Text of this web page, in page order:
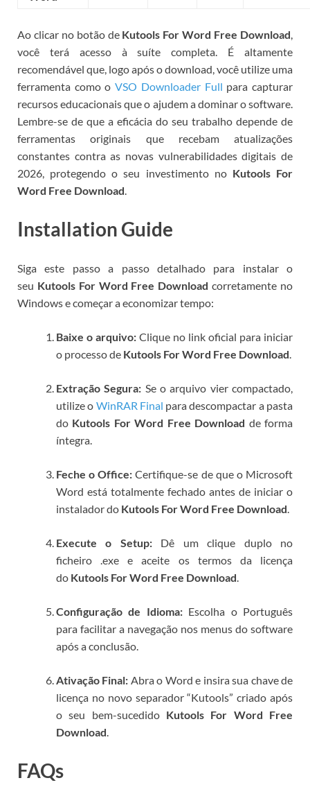
Ao clicar no botão de Kutools For Word Free Download,
você terá acesso à suíte completa. É altamente
recomendável que, logo após o download, você utilize uma
ferramenta como oVSO Downloader Full para capturar
recursos educacionais que o ajudem a dominar o software.
Lembre-se de que a eficácia do seu trabalho depende de
ferramentas originais que recebam atualizações
constantes contra as novas vulnerabilidades digitais de
2026, protegendo o seu investimento no Kutools For
Word Free Download.
Installation Guide
Siga este passo a passo detalhado para instalar o
seu Kutools For Word Free Download corretamente no
Windows e começar a economizar tempo:
Baixe o arquivo: Clique no link oficial para iniciar
o processo de Kutools For Word Free Download
Extração Segura: Se o arquivo vier compactado,
utilize o WinRAR Final para descompactar a pasta
do Kutools For Word Free Download de forma
íntegra.
Feche o Office: Certifique-se de que o Microsoft
Word está totalmente fechado antes de iniciar o
instalador do Kutools For Word Free Download
Execute o Setup:Dê um clique duplo no
ficheiro
.exe e aceite os termos da licença
do Kutools For Word Free Download
Configuração de Idioma:Escolha o Português
para facilitar a navegação nos menus do software
após a conclusão.
Ativação Final: Abra o Word e insira sua chave de
licença no novo separador “Kutools” criado após
o seu bem-sucedido Kutools For Word Free
Download
FAQs